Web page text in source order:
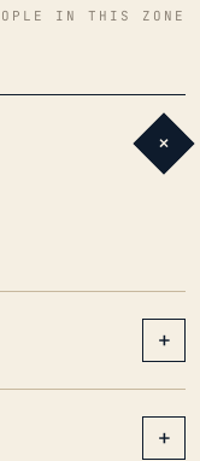
IN THIS ZONE
+
+
+